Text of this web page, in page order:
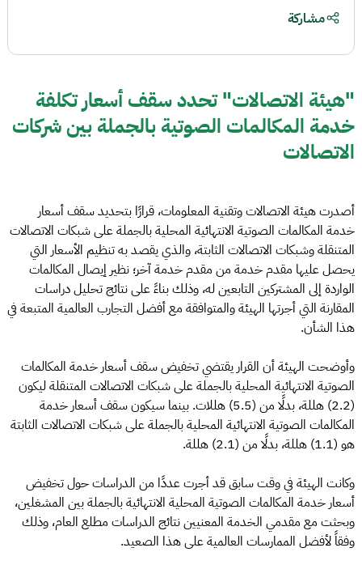
"هيئة الاتصالات" تحدد سقف أسعار تكلفة
خدمة المكالمات الصوتية بالجملة بين شركات
الاتصالات
أصدرت هيئة الاتصالات وتقنية المعلومات، قرارًا بتحديد سقف أسعار
خدمة المكالمات الصوتية الانتهائية المحلية بالجملة على شبكات الاتصالات
المتنقلة وشبكات الاتصالات الثابتة، والذي يقصد به تنظيم الأسعار التي
يحصل عليها مقدم خدمة من مقدم خدمة آخر؛ نظير إيصال المكالمات
الواردة إلى المشتركين التابعين له، وذلك بناءً على نتائج تحليل دراسات
المقارنة التي أجرتها الهيئة والمتوافقة مع أفضل التجارب العالمية المتبعة في
هذا الشأن.
وأوضحت الهيئة أن القرار يقتضي تخفيض سقف أسعار خدمة المكالمات
الصوتية الانتهائية المحلية بالجملة على شبكات الاتصالات المتنقلة ليكون
(2.2) هللة، بدلًا من (5.5) هللات. بينما سيكون سقف أسعار خدمة
المكالمات الصوتية الانتهائية المحلية بالجملة على شبكات الاتصالات الثابتة
هو (1.1) هللة، بدلًا من (2.1) هللة.
وكانت الهيئة في وقت سابق قد أجرت عددًا من الدراسات حول تخفيض
أسعار خدمة المكالمات الصوتية المحلية الانتهائية بالجملة بين المشغلين،
وبحثت مع مقدمي الخدمة المعنيين نتائج الدراسات مطلع العام، وذلك
وفقاً لأفضل الممارسات العالمية على هذا الصعيد.
مشاركة